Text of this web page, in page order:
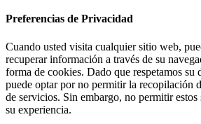
Preferencias de Privacidad
Cuando usted visita cualquier sitio web,
recuperar información a través de su
forma de cookies. Dado que respetamos su
puede optar por no permitir la recopilación
de servicios. Sin embargo, no permitir estos
su experiencia.